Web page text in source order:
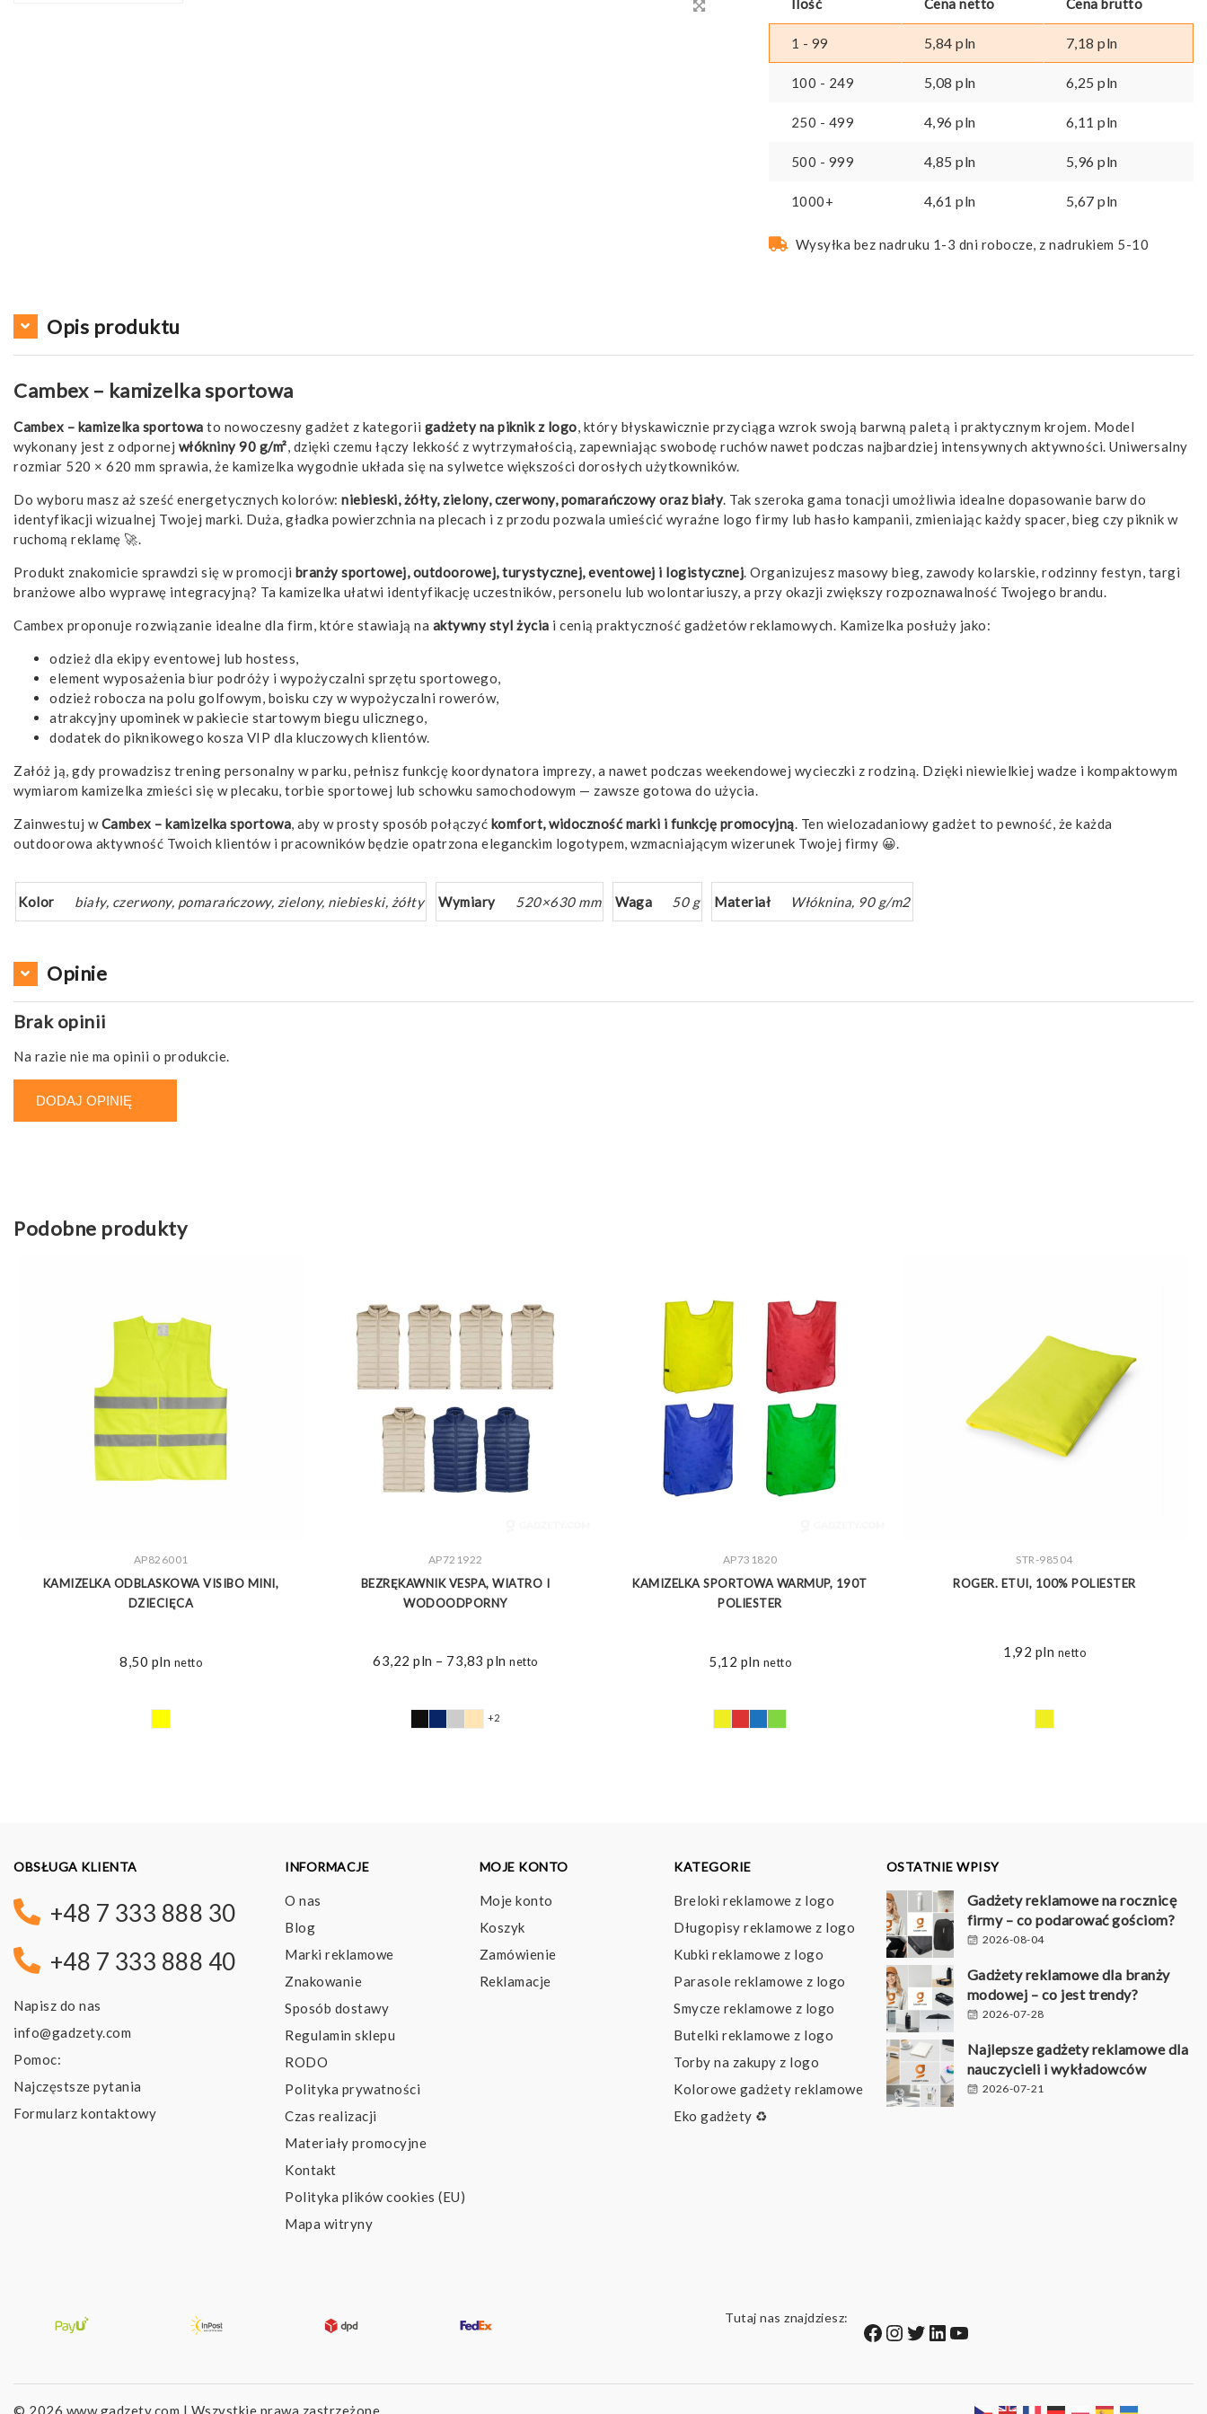
1 - 99 5,84pln 7,18pln
100 - 249 5,08pln 6,25pln
250 - 499 4,96pln 6,11pln
500 - 999 4,85pln 5,96pln
1000+ 4,61pln 5,67pln
Wysyłka bez nadruku 1-3 dni robocze, z nadrukiem 5-10
Opis produktu
Cambex – kamizelka sportowa
Cambex – kamizelka sportowa to nowoczesny gadżet z kategorii gadżety na piknik z logo, który błyskawicznie przyciąga wzrok swoją barwną paletą i praktycznym krojem. Model
wykonany jest z odpornej włókniny 90 g/m², dzięki czemu łączy lekkość z wytrzymałością, zapewniając swobodę ruchów nawet podczas najbardziej intensywnych aktywności. Uniwersalny
rozmiar 520 × 620 mm sprawia, że kamizelka wygodnie układa się na sylwetce większości dorosłych użytkowników.
Do wyboru masz aż sześć energetycznych kolorów: niebieski, żółty, zielony, czerwony, pomarańczowy oraz biały. Tak szeroka gama tonacji umożliwia idealne dopasowanie barw do
identyfikacji wizualnej Twojej marki. Duża, gładka powierzchnia na plecach i z przodu pozwala umieścić wyraźne logo firmy lub hasło kampanii, zmieniając każdy spacer, bieg czy piknik w
ruchomą reklamę 🚀.
Produkt znakomicie sprawdzi się w promocji branży sportowej, outdoorowej, turystycznej, eventowej i logistycznej. Organizujesz masowy bieg, zawody kolarskie, rodzinny festyn, targi
branżowe albo wyprawę integracyjną? Ta kamizelka ułatwi identyfikację uczestników, personelu lub wolontariuszy, a przy okazji zwiększy rozpoznawalność Twojego brandu.
Cambex proponuje rozwiązanie idealne dla firm, które stawiają na aktywny styl życia i cenią praktyczność gadżetów reklamowych. Kamizelka posłuży jako:
odzież dla ekipy eventowej lub hostess,
element wyposażenia biur podróży i wypożyczalni sprzętu sportowego,
odzież robocza na polu golfowym, boisku czy w wypożyczalni rowerów,
atrakcyjny upominek w pakiecie startowym biegu ulicznego,
dodatek do piknikowego kosza VIP dla kluczowych klientów.
Załóż ją, gdy prowadzisz trening personalny w parku, pełnisz funkcję koordynatora imprezy, a nawet podczas weekendowej wycieczki z rodziną. Dzięki niewielkiej wadze i kompaktowym
wymiarom kamizelka zmieści się w plecaku, torbie sportowej lub schowku samochodowym — zawsze gotowa do użycia.
Zainwestuj wCambex – kamizelka sportowa, aby w prosty sposób połączyć komfort, widoczność marki i funkcję promocyjną. Ten wielozadaniowy gadżet to pewność, że każda
outdoorowa aktywność Twoich klientów i pracowników będzie opatrzona eleganckim logotypem, wzmacniającym wizerunek Twojej firmy 😀.
Kolor biały, czerwony, pomarańczowy, zielony, niebieski, żółty Wymiary 520×630 mm Waga 50 g Materiał Włóknina, 90 g/m2
Opinie
Brak opinii
Na razie nie ma opinii o produkcie.
DODAJ OPINIĘ
Podobne produkty
ZOBACZ WIĘCEJ
AP826001
KAMIZELKA ODBLASKOWA VISIBO MINI,
DZIECIĘCA
8,50 pln netto
ZOBACZ WIĘCEJ
AP721922
BEZRĘKAWNIK VESPA, WIATRO I
WODOODPORNY
63,22pln – 73,83pln Zakres
netto
+2
ZOBACZ WIĘCEJ
AP731820
KAMIZELKA SPORTOWA WARMUP, 190T
POLIESTER
5,12 pln netto
ZOBACZ WIĘCEJ
STR-98504
ROGER. ETUI, 100% POLIESTER
1,92 pln netto
OBSŁUGA KLIENTA
+48 7 333 888 30
+48 7 333 888 40
Napisz do nas
info@gadzety.com
Pomoc:
Najczęstsze pytania
Formularz kontaktowy
INFORMACJE
O nas
Blog
Marki reklamowe
Znakowanie
Sposób dostawy
Regulamin sklepu
RODO
Polityka prywatności
Czas realizacji
Materiały promocyjne
Kontakt
Polityka plików cookies (EU)
Mapa witryny
MOJE KONTO
Moje konto
Koszyk
Zamówienie
Reklamacje
KATEGORIE
Breloki reklamowe z logo
Długopisy reklamowe z logo
Kubki reklamowe z logo
Parasole reklamowe z logo
Smycze reklamowe z logo
Butelki reklamowe z logo
Torby na zakupy z logo
Kolorowe gadżety reklamowe
Eko gadżety ♻️
OSTATNIE WPISY
Gadżety reklamowe na rocznicę
firmy – co podarować gościom?
2026-08-04
Gadżety reklamowe dla branży
modowej – co jest trendy?
2026-07-28
Najlepsze gadżety reklamowe dla
nauczycieli i wykładowców
2026-07-21
Tutaj nas znajdziesz:
Facebook
Instagram
Twitter
LinkedIn
YouTube
© 2026 www.gadzety.com | Wszystkie prawa zastrzeżone